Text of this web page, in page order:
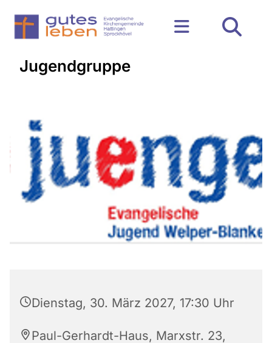
Jugendgruppe
Dienstag, 30. März 2027, 17:30 Uhr
Paul-Gerhardt-Haus, Marxstr. 23,